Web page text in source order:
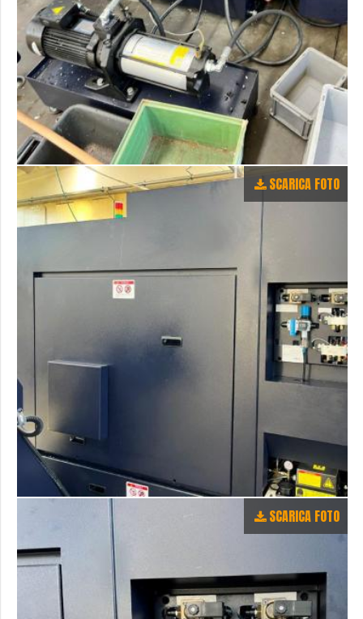
SCARICA FOTO
SCARICA FOTO